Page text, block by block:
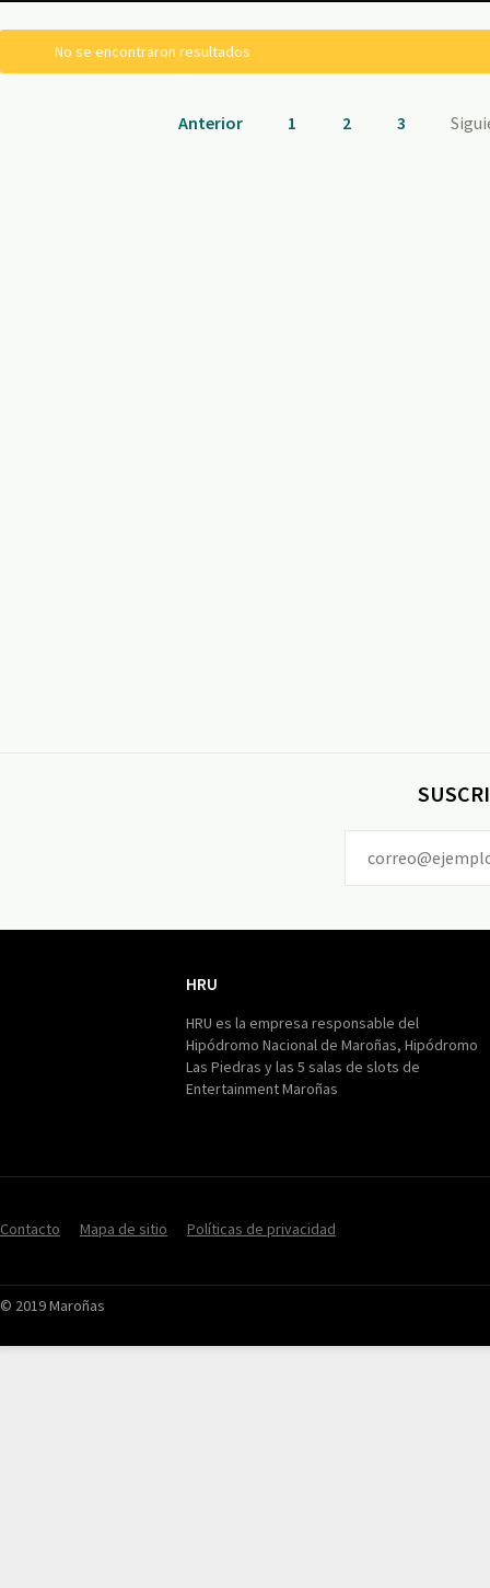
No se encontraron resultados
Anterior 1 2 3
HRU
HRU es la empresa responsable del
Hipódromo Nacional de Maroñas, Hipódromo
Las Piedras y las 5 salas de slots de
Entertainment Maroñas
Contacto Mapa de sitio Políticas de privacidad
© 2019 Maroñas